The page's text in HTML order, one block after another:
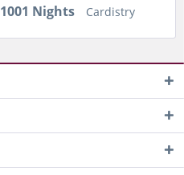
1001 Nights Cardistry